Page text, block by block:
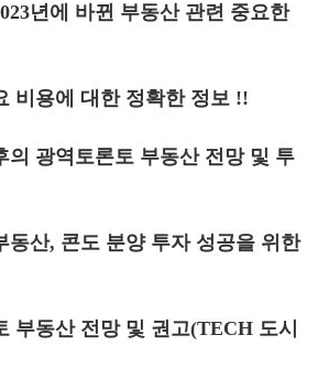
년에 바뀐 부동산 관련 중요한
비용에 대한 정확한 정보 !!
의 광역토론토 부동산 전망 및 투
동산, 콘도 분양 투자 성공을 위한
부동산 전망 및 권고(TECH 도시